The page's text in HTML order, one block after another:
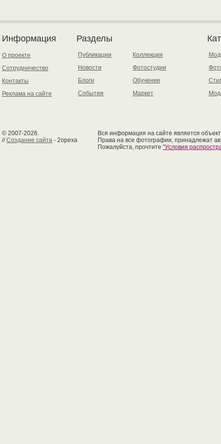
Информация
О проекте
Сотрудничество
Контакты
Реклама на сайте
Разделы
Публикации
Новости
Блоги
События
Коллекции
Фотостудии
Обучение
Маркет
© 2007-2026.
//Создание сайта - 2opexa
Вся информация на сайте является
Права на все фотографии, принадлежат
Пожалуйста, прочтите "Условия